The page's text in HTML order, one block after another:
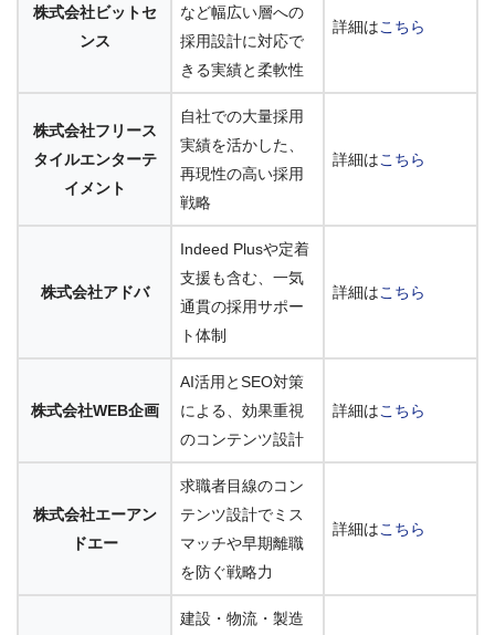
株式会社ビットセ
ンス
など幅広い層への
採用設計に対応で
きる実績と柔軟性
詳細はこちら
株式会社フリース
タイルエンターテ
イメント
自社での大量採用
実績を活かした、
再現性の高い採用
戦略
詳細はこちら
株式会社アドバ
Indeed Plusや定着
支援も含む、一気
通貫の採用サポー
ト体制
詳細はこちら
株式会社WEB企画
AI活用とSEO対策
による、効果重視
のコンテンツ設計
詳細はこちら
株式会社エーアン
ドエー
求職者目線のコン
テンツ設計でミス
マッチや早期離職
を防ぐ戦略力
詳細はこちら
建設・物流・製造